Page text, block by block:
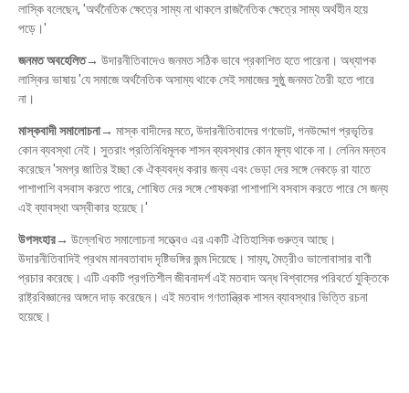
লাস্কি বলেছেন, 'অর্থনৈতিক ক্ষেত্রে সাম্য না থাকলে রাজনৈতিক ক্ষেত্রে সাম্য অর্থহীন হয়ে
পড়ে।'
জনমত অবহেলিত→ উদারনীতিবাদেও জনমত সঠিক ভাবে প্রকাশিত হতে পারেনা। অধ্যাপক
লাস্কির ভাষায় 'যে সমাজে অর্থনৈতিক অসাম্য থাকে সেই সমাজের সুষ্ঠু জনমত তৈরী হতে পারে
না।
মাস্কবাদী সমালোচনা→ মাস্ক বাদীদের মতে, উদারনীতিবাদের গণভোট, গনউদ্দোগ প্রভৃতির
কোন ব্যবস্থা নেই। সুতরাং প্রতিনিধিমূলক শাসন ব্যবস্থার কোন মূল্য থাকে না। লেনিন মন্তব
করেছেন 'সমগ্র জাতির ইচ্ছা কে ঐক্যবদ্ধ করার জন্য এবং ভেড়া দের সঙ্গে নেকড়ে রা যাতে
পাশাপাশি বসবাস করতে পারে, শোষিত দের সঙ্গে শোষকরা পাশাপাশি বসবাস করতে পারে সে জন্য
এই ব্যাবস্থা অস্বীকার হয়েছে।'
উপসংহার→ উল্লেখিত সমালোচনা সত্ত্বেও এর একটি ঐতিহাসিক গুরুত্ব আছে।
উদারনীতিবাদিই প্রথম মানবতাবাদ দৃষ্টিভঙ্গির জন্ম দিয়েছে। সাম‍্য, মৈত্রীও ভালোবাসার বাণী
প্রচার করেছে। এটি একটি প্রগতিশীল জীবনাদর্শ এই মতবাদ অন্ধ বিশ্বাসের পরিবর্তে যুক্তিকে
রাষ্ট্রবিজ্ঞানের অঙ্গনে দাড় করেছেন। এই মতবাদ গণতান্ত্রিক শাসন ব্যাবস্থার ভিত্তি রচনা
হয়েছে।